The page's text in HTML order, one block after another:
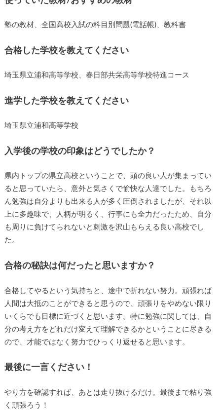
塾の教材、全国高校入試の科目別問題(電話帳)、教科書
合格した学校を教えてください
埼玉県立浦和高等学校、春日部共栄高等学校特進コース
進学した学校を教えてください
埼玉県立浦和高等学校
入学後の学校の印象はどうでしたか？
県内トップの県立高校ということで、頭の良い人が集まってい
ると思っていたら、意外と気さくで愉快な人達でした。もちろ
ん勉強は自分よりも出来る人が多く圧倒されましたが、それ以
上に多趣味で、人柄が明るく、行事にも全力だったため、自分
も周りに負けてられないと刺激を沢山もらえる良い高校でし
た。
合格の秘訣は何だったと思いますか？
合格してやるという気持ちと、途中で折れない努力。頑張れば
人間は大抵のことができると思うので、頑張りをやめない限り
いくらでも目標に近づくと思います。特に勉強に関しては、自
分の考え方をどれだけ変えて理解できるかということに尽きる
ので、才能ではなく努力でひっくり返せると思います。
最後に一言ください！
やり方を確認すれば、あとは走り抜けるだけ。最後まで粘り強
く頑張ろう！